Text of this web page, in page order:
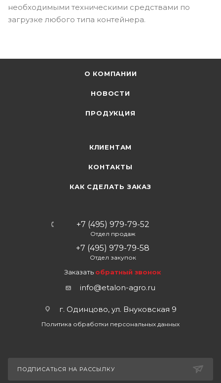
необходимыми техническими средствами по
загрузке любого типа контейнера.
О КОМПАНИИ
НОВОСТИ
ПРОДУКЦИЯ
КЛИЕНТАМ
КОНТАКТЫ
КАК СДЕЛАТЬ ЗАКАЗ
+7 (495) 979-79-52
Отдел продаж
+7 (495) 979-79-58
Отдел закупок
Заказать обратный звонок
info@etalon-agro.ru
г. Одинцово, ул. Внуковская 9
Политика обработки персональных данных
ПОДПИСАТЬСЯ НА РАССЫЛКУ